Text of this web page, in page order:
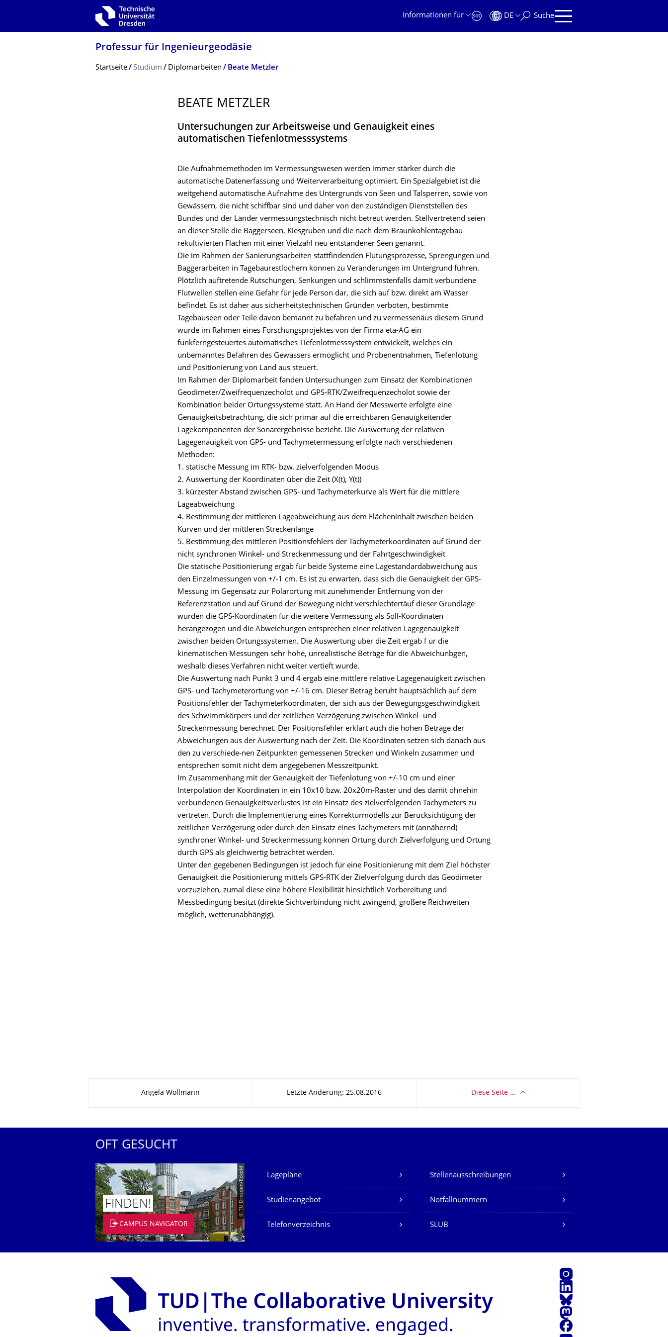
Zur Hauptnavigation springen
Informationen für
DE Suche
Professur für Ingenieurgeodäsie
Breadcrumb-Menü
Startseite Studium Diplomarbeiten Beate Metzler
BEATE METZLER
Untersuchungen zur Arbeitsweise und Genauigkeit eines
automatischen Tiefenlotmesssystems
Die Aufnahmemethoden im Vermessungswesen werden immer stärker durch die
automatische Datenerfassung und Weiterverarbeitung optimiert. Ein Spezialgebiet ist die
weitgehend automatische Aufnahme des Untergrunds von Seen und Talsperren, sowie von
Gewässern, die nicht schiffbar sind und daher von den zuständigen Dienststellen des
Bundes und der Länder vermessungstechnisch nicht betreut werden. Stellvertretend seien
an dieser Stelle die Baggerseen, Kiesgruben und die nach dem Braunkohlentagebau
rekultivierten Flächen mit einer Vielzahl neu entstandener Seen genannt.
Die im Rahmen der Sanierungsarbeiten stattfindenden Flutungsprozesse, Sprengungen und
Baggerarbeiten in Tagebaurestlöchern können zu Veränderungen im Untergrund führen.
Plötzlich auftretende Rutschungen, Senkungen und schlimmstenfalls damit verbundene
Flutwellen stellen eine Gefahr für jede Person dar, die sich auf bzw. direkt am Wasser
befindet. Es ist daher aus sicherheitstechnischen Gründen verboten, bestimmte
Tagebauseen oder Teile davon bemannt zu befahren und zu vermessenäus diesem Grund
wurde im Rahmen eines Forschungsprojektes von der Firma eta-AG ein
funkferngesteuertes automatisches Tiefenlotmesssystem entwickelt, welches ein
unbemanntes Befahren des Gewässers ermöglicht und Probenentnahmen, Tiefenlotung
und Positionierung von Land aus steuert.
Im Rahmen der Diplomarbeit fanden Untersuchungen zum Einsatz der Kombinationen
Geodimeter/Zweifrequenzecholot und GPS-RTK/Zweifrequenzecholot sowie der
Kombination beider Ortungssysteme statt. An Hand der Messwerte erfolgte eine
Genauigkeitsbetrachtung, die sich primär auf die erreichbaren Genauigkeitender
Lagekomponenten der Sonarergebnisse bezieht. Die Auswertung der relativen
Lagegenauigkeit von GPS- und Tachymetermessung erfolgte nach verschiedenen
Methoden:
1. statische Messung im RTK- bzw. zielverfolgenden Modus
2. Auswertung der Koordinaten über die Zeit (X(t), Y(t))
3. kürzester Abstand zwischen GPS- und Tachymeterkurve als Wert für die mittlere
Lageabweichung
4. Bestimmung der mittleren Lageabweichung aus dem Flächeninhalt zwischen beiden
Kurven und der mittleren Streckenlänge
5. Bestimmung des mittleren Positionsfehlers der Tachymeterkoordinaten auf Grund der
nicht synchronen Winkel- und Streckenmessung und der Fahrtgeschwindigkeit
Die statische Positionierung ergab für beide Systeme eine Lagestandardabweichung aus
den Einzelmessungen von +/-1 cm. Es ist zu erwarten, dass sich die Genauigkeit der GPS-
Messung im Gegensatz zur Polarortung mit zunehmender Entfernung von der
Referenzstation und auf Grund der Bewegung nicht verschlechtertäuf dieser Grundlage
wurden die GPS-Koordinaten für die weitere Vermessung als Soll-Koordinaten
herangezogen und die Abweichungen entsprechen einer relativen Lagegenauigkeit
zwischen beiden Ortungssystemen. Die Auswertung über die Zeit ergab f ür die
kinematischen Messungen sehr hohe, unrealistische Beträge für die Abweichunbgen,
weshalb dieses Verfahren nicht weiter vertieft wurde.
Die Auswertung nach Punkt 3 und 4 ergab eine mittlere relative Lagegenauigkeit zwischen
GPS- und Tachymeterortung von +/-16 cm. Dieser Betrag beruht hauptsächlich auf dem
Positionsfehler der Tachymeterkoordinaten, der sich aus der Bewegungsgeschwindigkeit
des Schwimmkörpers und der zeitlichen Verzögerung zwischen Winkel- und
Streckenmessung berechnet. Der Positionsfehler erklärt auch die hohen Beträge der
Abweichungen aus der Auswertung nach der Zeit. Die Koordinaten setzen sich danach aus
den zu verschiede-nen Zeitpunkten gemessenen Strecken und Winkeln zusammen und
entsprechen somit nicht dem angegebenen Messzeitpunkt.
Im Zusammenhang mit der Genauigkeit der Tiefenlotung von +/-10 cm und einer
Interpolation der Koordinaten in ein 10x10 bzw. 20x20m-Raster und des damit ohnehin
verbundenen Genauigkeitsverlustes ist ein Einsatz des zielverfolgenden Tachymeters zu
vertreten. Durch die Implementierung eines Korrekturmodells zur Berücksichtigung der
zeitlichen Verzögerung oder durch den Einsatz eines Tachymeters mit (annähernd)
synchroner Winkel- und Streckenmessung können Ortung durch Zielverfolgung und Ortung
durch GPS als gleichwertig betrachtet werden.
Unter den gegebenen Bedingungen ist jedoch für eine Positionierung mit dem Ziel höchster
Genauigkeit die Positionierung mittels GPS-RTK der Zielverfolgung durch das Geodimeter
vorzuziehen, zumal diese eine höhere Flexibilität hinsichtlich Vorbereitung und
Messbedingung besitzt (direkte Sichtverbindung nicht zwingend, größere Reichweiten
möglich, wetterunabhängig).
Angela Wollmann Letzte Änderung: 25.08.2016 Diese Seite …
OFT GESUCHT
© TU Dresden/Eckold
FINDEN!
CAMPUS NAVIGATOR
Unsere Dienste
Lagepläne Stellenausschreibungen
Studienangebot Notfallnummern
Telefonverzeichnis SLUB
Instagram
LinkedIn
Bluesky
Mastodon
Facebook